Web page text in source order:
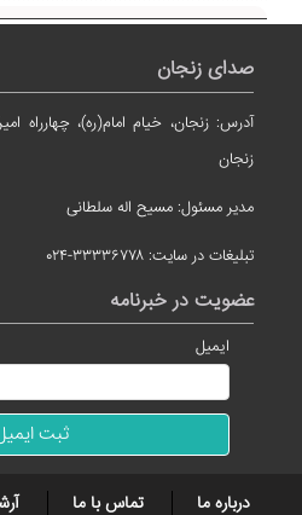
صدای زنجان
آدرس: زنجان، خیام امام(ره)، چهارراه
زنجان
مدیر مسئول: مسیح اله سلطانی
تبلیغات در سایت: ۳۳۳۳۶۷۷۸-۰۲۴
عضویت در خبرنامه
ایمیل
درباره ما تماس با ما